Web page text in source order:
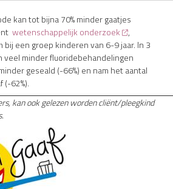
kan tot bijna 70% minder gaatjes
wetenschappelijk onderzoek
,
bij een groep kinderen van 6-9 jaar. In 3
veel minder fluoridebehandelingen
geseald (-66%) en nam het aantal
62%).
kan ookgelezen worden cliënt/pleegkind